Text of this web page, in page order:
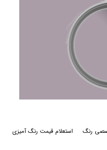
استعلام قیمت رنگ آمیزی رنگ